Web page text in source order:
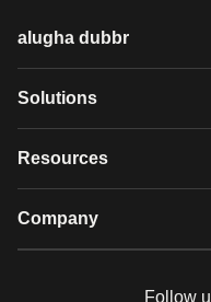
alugha dubbr
Overview
Glossary
Solutions
GDPR video hosting
Resources
Case studies
Company
Follow